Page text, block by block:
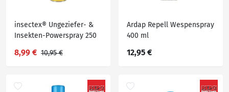
insectex® Ungeziefer- &
Insekten-Powerspray 250
8,99 € 10,95 €
Ardap Repell Wespenspray
400 ml
12,95 €